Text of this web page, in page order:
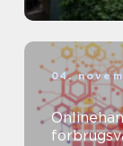
04.